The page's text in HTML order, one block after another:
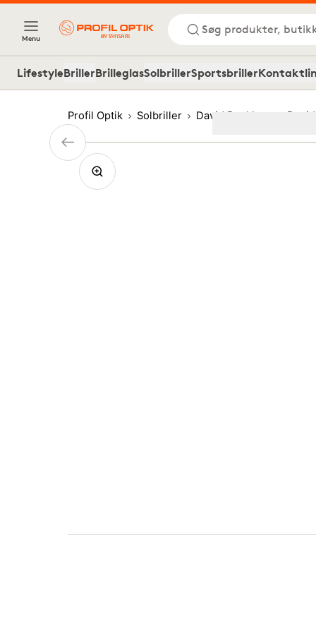
Menu
Søg produkter,
LifestyleBrillerBrilleglasSolbrillerSportsbriller
Profil Optik Solbriller David Beckham